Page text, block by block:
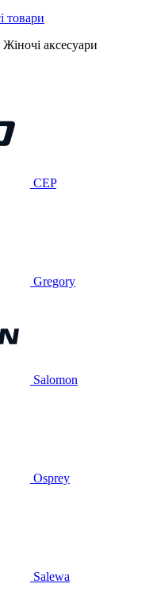
Жіночі аксесуари
CEP
Gregory
Salomon
Osprey
Salewa